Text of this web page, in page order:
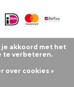
akkoord met het
te verbeteren.
over cookies »